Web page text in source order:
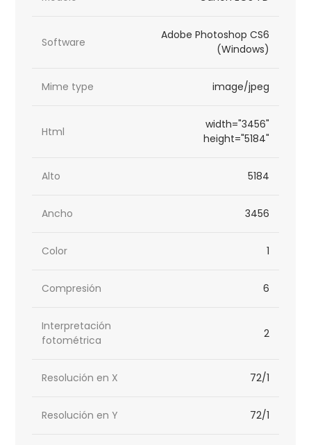
Software
Adobe Photoshop CS6
(Windows)
Mime type image/jpeg
Html
width="3456"
height="5184"
Alto 5184
Ancho 3456
Color 1
Compresión 6
Interpretación
fotométrica
2
Resolución en X 72/1
Resolución en Y 72/1